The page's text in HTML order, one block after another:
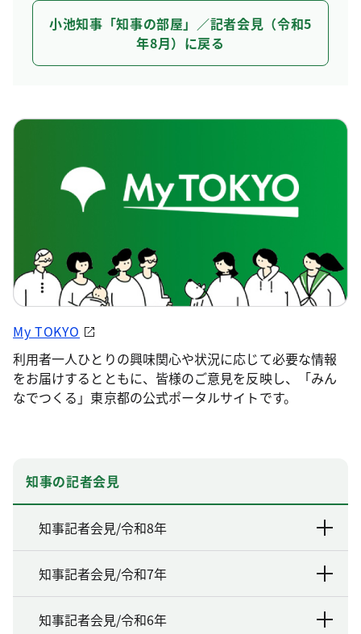
小池知事「知事の部屋」／記者会見（令和5
年8月）に戻る
My TOKYO
利用者一人ひとりの興味関心や状況に応じて必要な情報
をお届けするとともに、皆様のご意見を反映し、「みん
なでつくる」東京都の公式ポータルサイトです。
知事の記者会見
知事記者会見/令和8年
知事記者会見/令和7年
知事記者会見/令和6年